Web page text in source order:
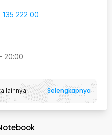
222 00
- 20:00
lainnya Selengkapnya